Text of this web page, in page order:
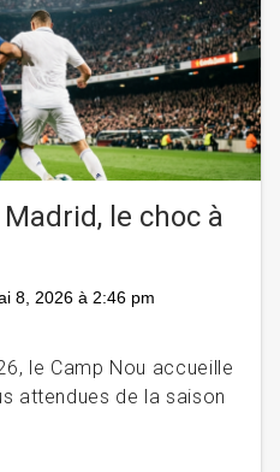
le choc à
8, 2026 à 2:46 pm
le Camp Nou accueille
attendues de la saison